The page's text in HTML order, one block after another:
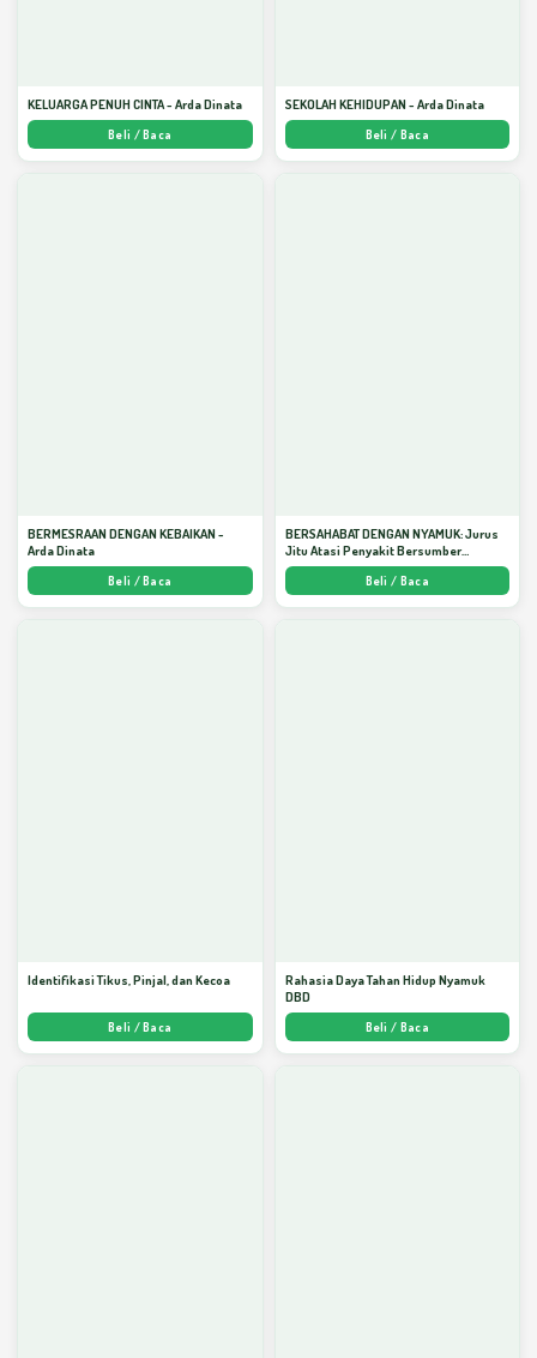
KELUARGA PENUH CINTA - Arda Dinata
Beli / Baca
SEKOLAH KEHIDUPAN - Arda Dinata
Beli / Baca
BERMESRAAN DENGAN KEBAIKAN -
Arda Dinata
Beli / Baca
BERSAHABAT DENGAN NYAMUK: Jurus
Jitu Atasi Penyakit Bersumber
Nyamuk - Arda Dinata
Beli / Baca
Identifikasi Tikus, Pinjal, dan Kecoa
Beli / Baca
Rahasia Daya Tahan Hidup Nyamuk
DBD
Beli / Baca